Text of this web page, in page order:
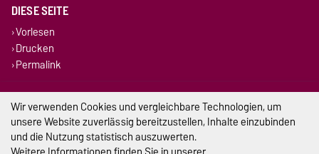
DIESE SEITE
Vorlesen
Drucken
Permalink
Impressum
Datenschutz
Wir verwenden Cookies und vergleichbare Technologien, um
unsere Website zuverlässig bereitzustellen, Inhalte einzubinden
und die Nutzung statistisch auszuwerten.